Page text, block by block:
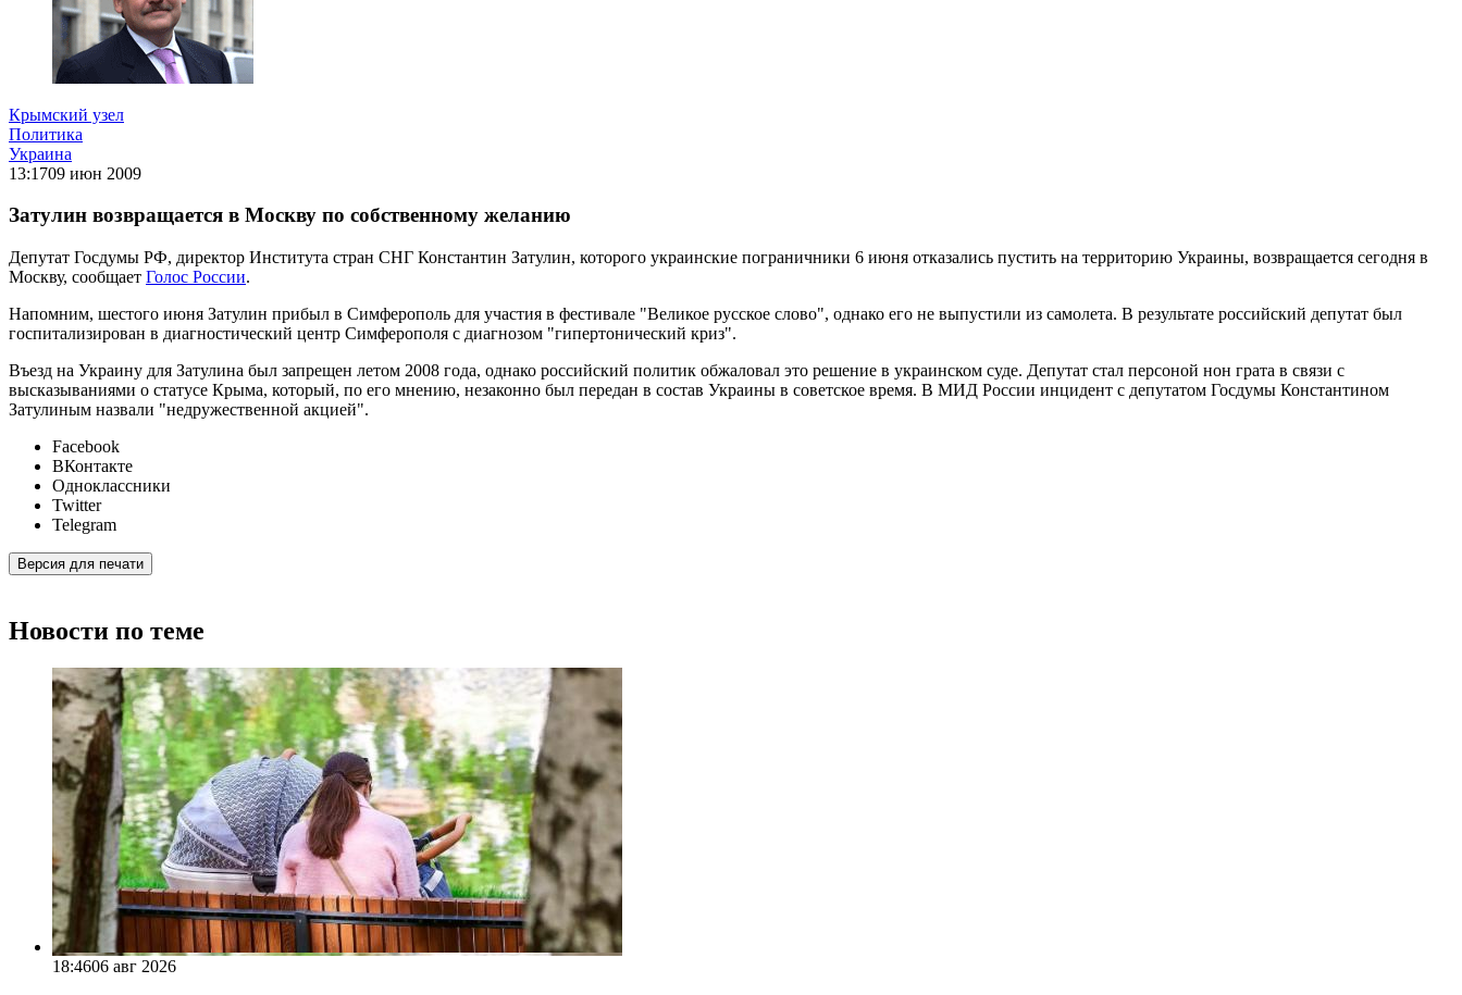
Крымский узел
Политика
Украина
13:1709 июн 2009
Затулин возвращается в Москву по собственному желанию
Депутат Госдумы РФ, директор Института стран СНГ Константин Затулин, которого украинские пограничники 6 июня отказались пустить на территорию Украины, возвращается сегодня в
Москву, сообщает Голос России.
Напомним, шестого июня Затулин прибыл в Симферополь для участия в фестивале "Великое русское слово", однако его не выпустили из самолета. В результате российский депутат был
госпитализирован в диагностический центр Симферополя с диагнозом "гипертонический криз".
Въезд на Украину для Затулина был запрещен летом 2008 года, однако российский политик обжаловал это решение в украинском суде. Депутат стал персоной нон грата в связи с
высказываниями о статусе Крыма, который, по его мнению, незаконно был передан в состав Украины в советское время. В МИД России инцидент с депутатом Госдумы Константином
Затулиным назвали "недружественной акцией".
Facebook
ВКонтакте
Одноклассники
Twitter
Telegram
Версия для печати
Новости по теме
18:4606 авг 2026